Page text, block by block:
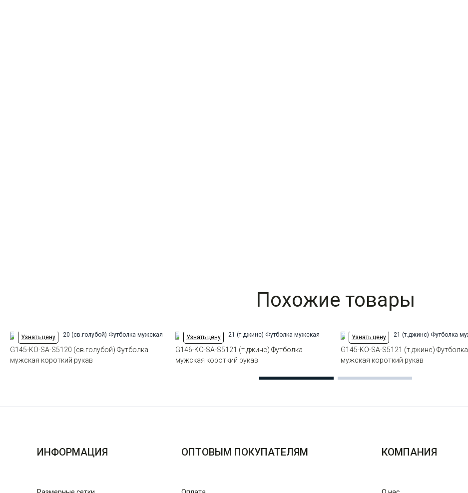
Похожие товары
Узнать цену
G145-KO-SA-S5120 (св.голубой) Футболка
мужская короткий рукав
Узнать цену
G146-KO-SA-S5121 (т.джинс) Футболка
мужская короткий рукав
Узнать цену
G145-KO-SA-S5121 (т.джинс) Футболка
мужская короткий рукав
ИНФОРМАЦИЯ ОПТОВЫМ ПОКУПАТЕЛЯМ КОМПАНИЯ